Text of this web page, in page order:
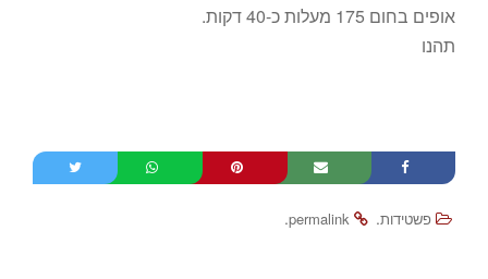
אופים בחום 175 מעלות כ-40 דקות.
תהנו
פשטידות.
permalink
.